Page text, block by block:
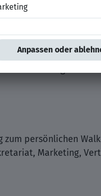
AG
abwechslungsreiche
zum persönlichen
Marketing,